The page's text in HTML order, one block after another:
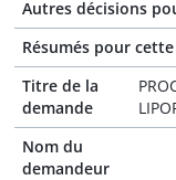
Autres décisions
Résumés pour
Titre de la
demande
Nom du
demandeur